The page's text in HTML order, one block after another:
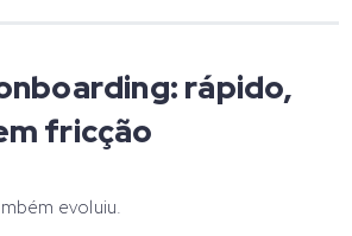
rápido,
fricção
evoluiu.